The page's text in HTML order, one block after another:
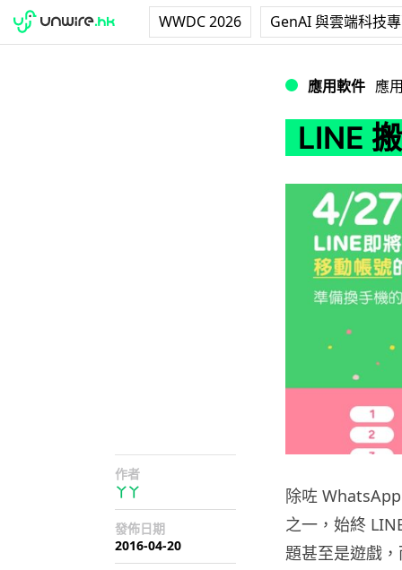
WWDC 2026 GenAI 與雲端科技
應用軟件 應
LINE
作者
丫丫
發佈日期
2016-04-20
除咗
之一，始終
題甚至是遊戲